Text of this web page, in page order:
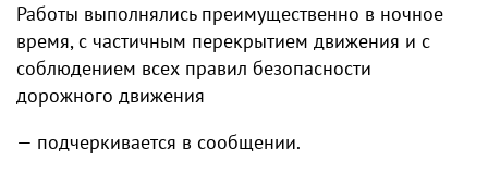
Работы выполнялись преимущественно в ночное
время, с частичным перекрытием движения и с
соблюдением всех правил безопасности
дорожного движения
— подчеркивается в сообщении.